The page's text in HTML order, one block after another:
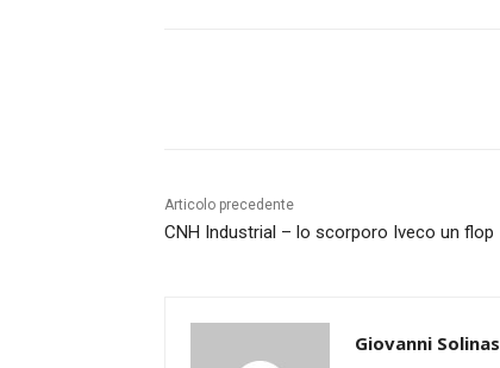
Articolo precedente
CNH Industrial – lo scorporo Iveco un flop
Giovanni Solinas